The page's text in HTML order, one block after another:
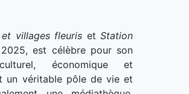
villages fleuris et Station
est célèbre pour son
économique et
un véritable pôle de vie et